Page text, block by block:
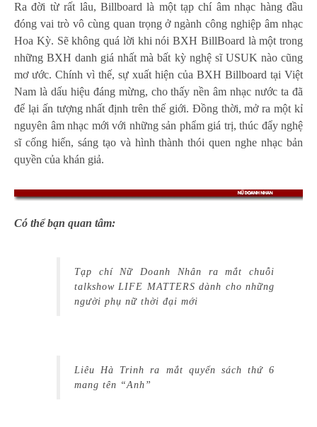
Ra đời từ rất lâu, Billboard là một tạp chí âm nhạc hàng đầu
đóng vai trò vô cùng quan trọng ở ngành công nghiệp âm nhạc
Hoa Kỳ. Sẽ không quá lời khi nói BXH BillBoard là một trong
những BXH danh giá nhất mà bất kỳ nghệ sĩ USUK nào cũng
mơ ước. Chính vì thế, sự xuất hiện của BXH Billboard tại Việt
Nam là dấu hiệu đáng mừng, cho thấy nền âm nhạc nước ta đã
để lại ấn tượng nhất định trên thế giới. Đồng thời, mở ra một kỉ
nguyên âm nhạc mới với những sản phẩm giá trị, thúc đẩy nghệ
sĩ cống hiến, sáng tạo và hình thành thói quen nghe nhạc bản
quyền của khán giả.
Có thể bạn quan tâm:
Tạp chí Nữ Doanh Nhân ra mắt chuỗi
talkshow LIFE MATTERS dành cho những
người phụ nữ thời đại mới
Liêu Hà Trinh ra mắt quyển sách thứ 6
mang tên “Anh”